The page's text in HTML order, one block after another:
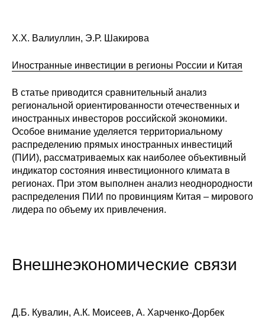
Х.Х. Валиуллин, Э.Р. Шакирова
Иностранные инвестиции в регионы России и Китая
В статье приводится сравнительный анализ
региональной ориентированности отечественных и
иностранных инвесторов российской экономики.
Особое внимание уделяется территориальному
распределению прямых иностранных инвестиций
(ПИИ), рассматриваемых как наиболее объективный
индикатор состояния инвестиционного климата в
регионах. При этом выполнен анализ неоднородности
распределения ПИИ по провинциям Китая – мирового
лидера по объему их привлечения.
Внешнеэкономические связи
Д.Б. Кувалин, А.К. Моисеев, А. Харченко-Дорбек